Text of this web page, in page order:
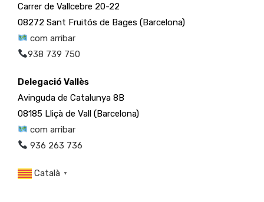
Carrer de Vallcebre 20-22
08272 Sant Fruitós de Bages (Barcelona)
com arribar
938 739 750
Delegació Vallès
Avinguda de Catalunya 8B
08185 Lliçà de Vall (Barcelona)
com arribar
936 263 736
Català ▼